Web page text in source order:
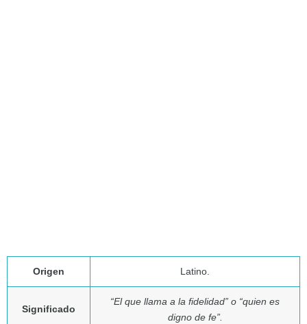
Origen Latino.
Significado
“El que llama a la fidelidad” o “quien es
digno de fe”.